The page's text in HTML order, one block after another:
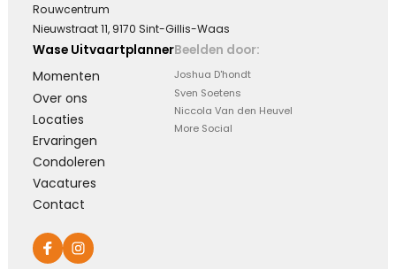
Rouwcentrum
Nieuwstraat 11, 9170 Sint-Gillis-Waas
Wase Uitvaartplanner
Momenten
Over ons
Locaties
Ervaringen
Condoleren
Vacatures
Contact
Beelden door:
Joshua D'hondt
Sven Soetens
Niccola Van den Heuvel
More Social